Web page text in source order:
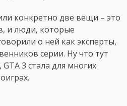
конкретно две вещи – это
и люди, которые
о ней как эксперты,
серии. Ну что тут
3 стала для многих